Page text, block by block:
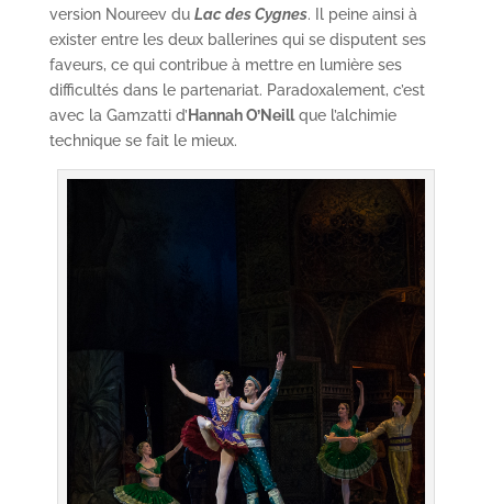
version Noureev du Lac des Cygnes. Il peine ainsi à
exister entre les deux ballerines qui se disputent ses
faveurs, ce qui contribue à mettre en lumière ses
difficultés dans le partenariat. Paradoxalement, c’est
avec la Gamzatti d’ Hannah O’Neillque l’alchimie
technique se fait le mieux.